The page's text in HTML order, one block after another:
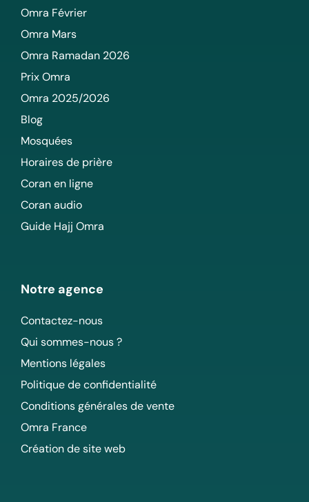
Omra Février
Omra Mars
Omra Ramadan 2026
Prix Omra
Omra 2025/2026
Blog
Mosquées
Horaires de prière
Coran en ligne
Coran audio
Guide Hajj Omra
Notre agence
Contactez-nous
Qui sommes-nous ?
Mentions légales
Politique de confidentialité
Conditions générales de vente
Omra France
Création de site web